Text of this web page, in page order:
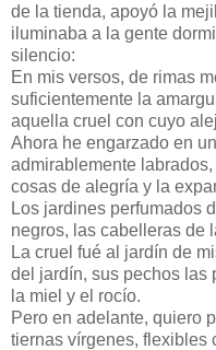
de la tienda, apoyó la
iluminaba a la gente
silencio:
En mis versos, de rimas
suficientemente la
aquella cruel con cuyo
Ahora he engarzado en
admirablemente
cosas de alegría y la
Los jardines perfumados
negros, las cabelleras de
La cruel fué al jardín de
del jardín, sus pechos las
la miel y el rocío.
Pero en adelante, quiero
tiernas vírgenes, flexibles